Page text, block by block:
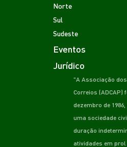
Norte
Sul
Sudeste
Eventos
Jurídico
"A Associação
Correios (ADCAP)
dezembro de
uma sociedade
duração
atividades em